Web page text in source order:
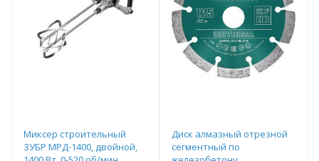
Миксер строительный
ЗУБР МРД-1400, двойной,
Диск алмазный отрезной
сегментный по